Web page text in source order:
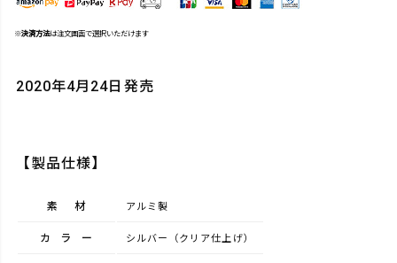
※決済方法は注文画面で選択いただけます
2020年4月24日発売
【製品仕様】
素材 アルミ製
カラー シルバー（クリア仕上げ）